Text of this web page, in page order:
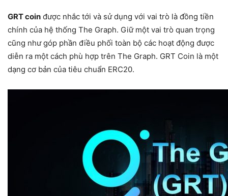
GRT coin được nhắc tới và sử dụng với vai trò là đồng tiền
chính của hệ thống The Graph. Giữ một vai trò quan trọng
cũng như góp phần điều phối toàn bộ các hoạt động được
diễn ra một cách phù hợp trên The Graph. GRT Coin là một
dạng cơ bản của tiêu chuẩn ERC20.